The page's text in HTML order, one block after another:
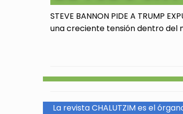
STEVE BANNON PIDE A TRUMP
una creciente tensión dentro del
La revista CHALUTZIM es el